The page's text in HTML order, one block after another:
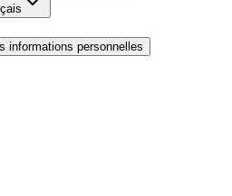
informations personnelles